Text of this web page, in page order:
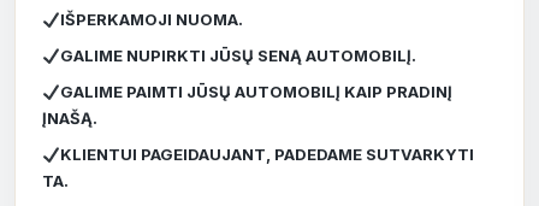
IŠPERKAMOJI NUOMA.
GALIME NUPIRKTI JŪSŲ SENĄ AUTOMOBILĮ.
GALIME PAIMTI JŪSŲ AUTOMOBILĮ KAIP PRADINĮ
ĮNAŠĄ.
KLIENTUI PAGEIDAUJANT, PADEDAME SUTVARKYTI
TA.